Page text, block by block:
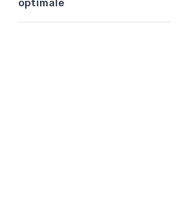
optimale